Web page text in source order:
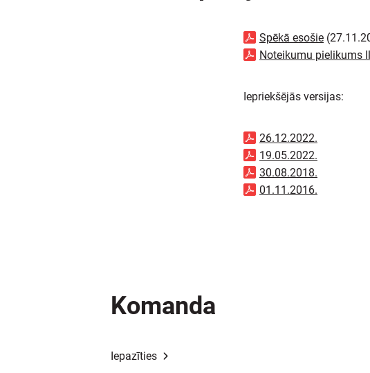
Spēkā esošie
Noteikumu pielikums
Iepriekšējās versijas:
26.12.2022.
19.05.2022.
30.08.2018.
01.11.2016.
Komanda
Iepazīties